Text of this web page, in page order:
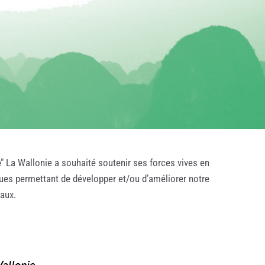
" La Wallonie a souhaité soutenir ses forces vives en
permettant de développer et/ou d’améliorer notre